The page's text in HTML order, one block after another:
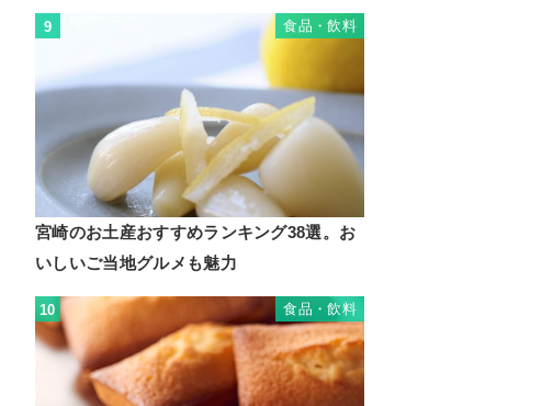
9 食品・飲料
宮崎のお土産おすすめランキング38選。お
いしいご当地グルメも魅力
10 食品・飲料